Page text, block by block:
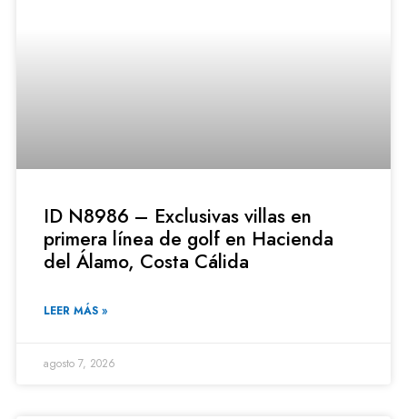
ID N8986 – Exclusivas villas en
primera línea de golf en Hacienda
del Álamo, Costa Cálida
LEER MÁS »
agosto 7, 2026